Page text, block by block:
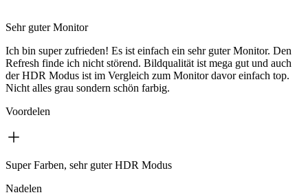
Sehr guter Monitor
Ich bin super zufrieden! Es ist einfach ein sehr guter Monitor. Den
Refresh finde ich nicht störend. Bildqualität ist mega gut und auch
der HDR Modus ist im Vergleich zum Monitor davor einfach top.
Nicht alles grau sondern schön farbig.
Voordelen
Super Farben, sehr guter HDR Modus
Nadelen